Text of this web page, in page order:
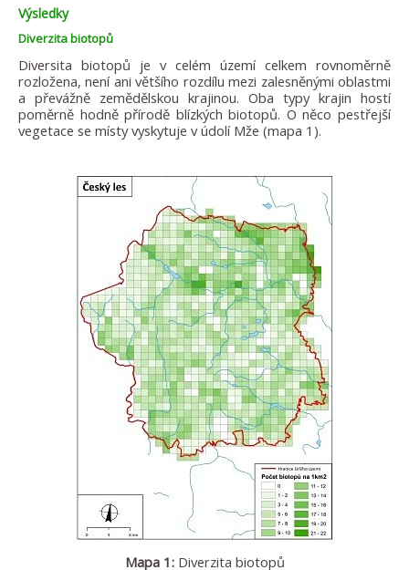
Výsledky
Diverzita biotopů
Diversita biotopů je v celém území celkem rovnoměrně
rozložena, není ani většího rozdílu mezi zalesněnými oblastmi
a převážně zemědělskou krajinou. Oba typy krajin hostí
poměrně hodně přírodě blízkých biotopů. O něco pestřejší
vegetace se místy vyskytuje v údolí Mže (mapa 1).
Mapa 1:Diverzita biotopů